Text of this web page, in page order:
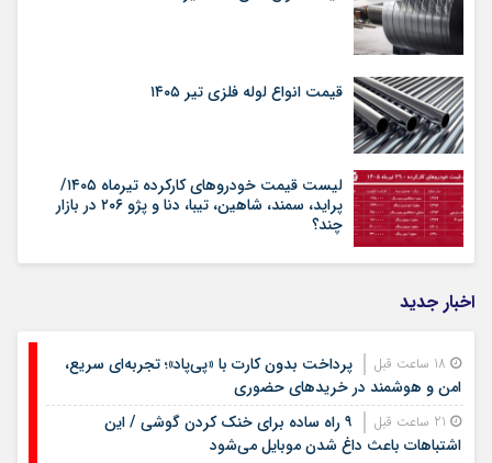
قیمت انواع لوله فلزی تیر ۱۴۰۵
لیست قیمت خودروهای کارکرده تیرماه ۱۴۰۵/
پراید، سمند، شاهین، تیبا، دنا و پژو ۲۰۶ در بازار
چند؟
اخبار جدید
پرداخت بدون کارت با «پی‌پاد»؛ تجربه‌ای سریع،
امن و هوشمند در خریدهای حضوری
۹ راه ساده برای خنک کردن گوشی / این
اشتباهات باعث داغ شدن موبایل می‌شود